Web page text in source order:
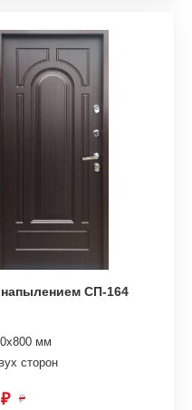
СП-164
мм
сторон
₽